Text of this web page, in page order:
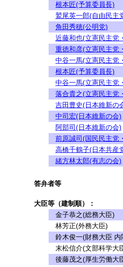
根本匠(予算委員長)
鷲尾英一郎(自由民主
角田秀穂(公明党)
近藤和也(立憲民主党
重徳和彦(立憲民主党
中谷一馬(立憲民主党
根本匠(予算委員長)
中谷一馬(立憲民主党
落合貴之(立憲民主党
吉田豊史(日本維新の
中司宏(日本維新の会)
阿部司(日本維新の会)
前原誠司(国民民主党
高橋千鶴子(日本共産
緒方林太郎(有志の会)
答弁者等
大臣等（建制順）：
金子恭之(総務大臣)
林芳正(外務大臣)
鈴木俊一(財務大臣 内
末松信介(文部科学大
後藤茂之(厚生労働大